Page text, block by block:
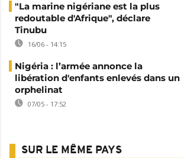
"La marine nigériane est la plus
redoutable d'Afrique", déclare
Tinubu
16/06 - 14:15
Nigéria : l’armée annonce la
libération d'enfants enlevés dans un
orphelinat
07/05 - 17:52
SUR LE MÊME PAYS